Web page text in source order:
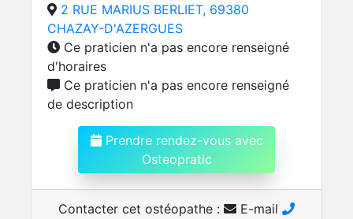
2 RUE MARIUS BERLIET, 69380
CHAZAY-D'AZERGUES
Ce praticien n'a pas encore renseigné
d'horaires
Ce praticien n'a pas encore renseigné
de description
Prendre rendez-vous avec
Osteopratic
Contacter cet ostéopathe :
E-mail